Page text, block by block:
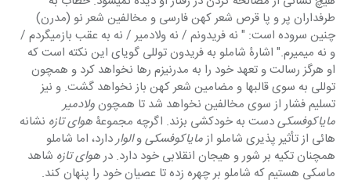
طرفداران پر و پا قرص شعر کهن فارسی و مخالفین شعر نو (مدرن)
چنین سروده است: " نه فریدونم / نه ولادمیر / نه به عقب بازمیگردم /
و نه میمیرم." اشارۀ شاملو به فریدون توللی گویای این نکته است که
او هرگز رسالت و تعهد خود را به مدرنیزم رها نخواهد کرد و همچون
توللی به سوی قالبها و مضامین شعر کهن باز نخواهد گشت. و نیز
تسلیم فشار از سوی مخالفین نخواهد شد تا همچون ولادمیر
مایاکوفسکی دست به خودکشی بزند. اگرچه مجموعۀ هوای تازه نشانه
هائی از تأثیر پذیری شاملو از مایاکوفسکی و الوار دارد، اما شاملو
همچنان تکیه بر شور و هیجان انقلابی خود دارد. در هوای تازه شاهد
ماسکی هستیم که شاملو بر چهره زده تا عصیان خود را پنهان کند.